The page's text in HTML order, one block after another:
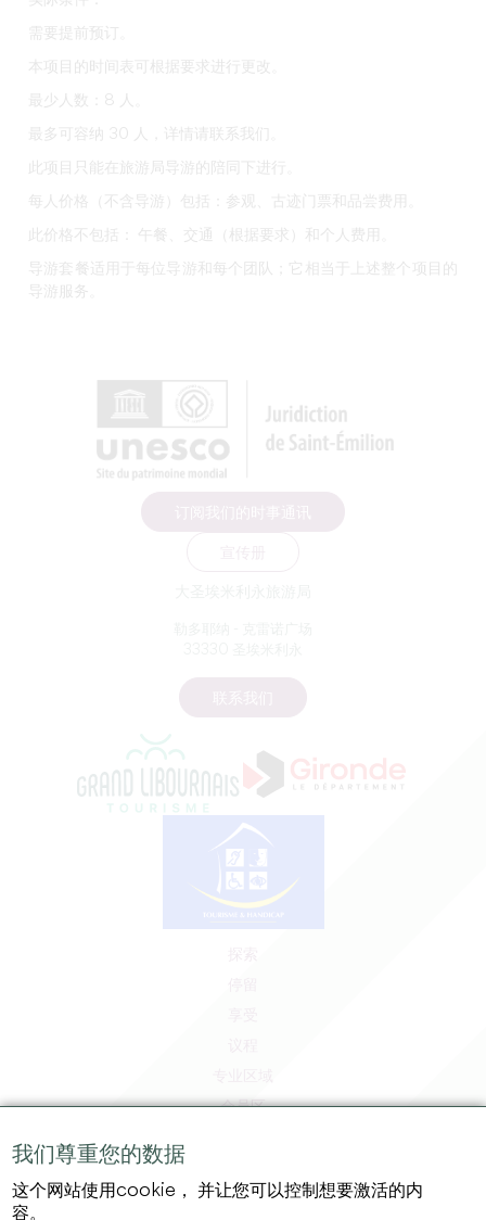
需要提前预订。
本项目的时间表可根据要求进行更改。
最少人数：8 人。
最多可容纳 30 人，详情请联系我们。
此项目只能在旅游局导游的陪同下进行。
每人价格（不含导游）包括： 参观、古迹门票和品尝费用。
此价格不包括： 午餐、交通（根据要求）和个人费用。
导游套餐适用于每位导游和每个团队
；它相当于上述整个项目的
导游服务。
会员区
法律信息
我们尊重您的数据
这个网站使用cookie， 并让您可以控制想要激活的内
容。